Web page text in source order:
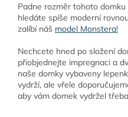
Padne rozměr tohoto
hledáte spíše moderní
zalíbí náš model Monstera!
Nechcete hned po složení
přiobjednejte impregnaci a
naše domky vybaveny
vydrží, ale vřele
aby vám domek vydržel